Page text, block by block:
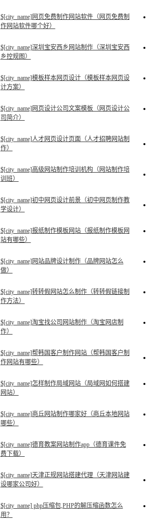
$[city_name]网页免费制作网站软件（网页免费制
作网站软件哪个好）
$[city_name]深圳宝安西乡网站制作（深圳宝安西
乡控规图）
$[city_name]模板样本网页设计（模板样本网页设
计方案）
$[city_name]网页设计公司文案模板（网页设计公
司简介）
$[city_name]人才网页设计页面（人才招聘网站制
作）
$[city_name]高级网站制作培训机构（网站制作培
训班）
$[city_name]初中网页设计前景（初中网页制作教
学设计）
$[city_name]报纸制作模板网站（报纸制作模板网
站有哪些）
$[city_name]网站品牌设计制作（品牌网站怎么
做）
$[city_name]转转假网站怎么制作（转转假链接制
作方法）
$[city_name]淘宝找公司网站制作（淘宝网店制
作）
$[city_name]帮韩国客户制作网站（帮韩国客户制
作网站有哪些）
$[city_name]怎样制作局域网站（局域网如何搭建
网站）
$[city_name]商丘网站制作哪家好（商丘本地网站
哪些）
$[city_name]德育教案网站制作app（德育课件免
费下载）
$[city_name]天津正规网站搭建代理（天津网站建
设哪家公司好）
$[city_name] php压缩包,PHP的解压缩函数怎么
用？